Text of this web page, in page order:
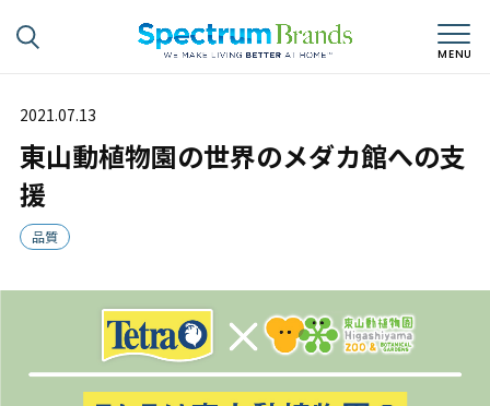
2021.07.13
東山動植物園の世界のメダカ館への支
援
品質